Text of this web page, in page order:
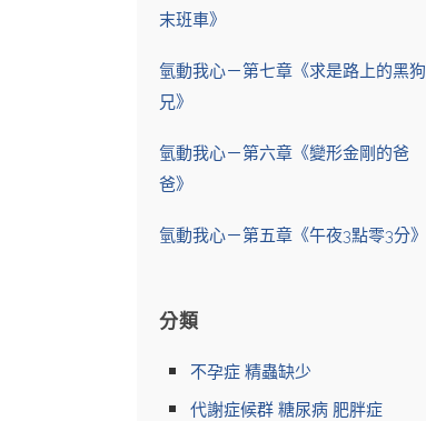
末班車》
氫動我心－第七章《求是路上的黑狗
兄》
氫動我心－第六章《變形金剛的爸
爸》
氫動我心－第五章《午夜3點零3分》
分類
不孕症 精蟲缺少
代謝症候群 糖尿病 肥胖症